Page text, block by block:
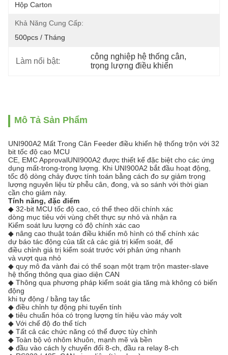
Hộp Carton
Khả Năng Cung Cấp:
500pcs / Tháng
Làm nổi bật:
công nghiệp hệ thống cân,
trọng lượng điều khiển
Mô Tả Sản Phẩm
UNI900A2 Mất Trong Cân Feeder điều khiển hệ thống trộn với 32
bit tốc độ cao MCU
CE, EMC ApprovalUNI900A2 được thiết kế đặc biệt cho các ứng
dụng mất-trong-trọng lượng.
Khi UNI900A2 bắt đầu hoạt động,
tốc độ dòng chảy được tính toán bằng cách đo sự giảm trọng
lượng nguyên liệu từ phễu cân, đong, và so sánh với thời gian
cần cho giảm này.
Tính năng, đặc điểm
◆ 32-bit MCU tốc độ cao, có thể theo dõi chính xác
dòng mục tiêu với vùng chết thực sự nhỏ và nhận ra
Kiểm soát lưu lượng có độ chính xác cao
◆ nâng cao thuật toán điều khiển mô hình có thể chính xác
dự báo tác động của tất cả các giá trị kiểm soát, để
điều chỉnh giá trị kiểm soát trước với phản ứng nhanh
và vượt qua nhỏ
◆ quy mô đa vành đai có thể soạn một trạm trộn master-slave
hệ thống thông qua giao diện CAN
◆ Thông qua phương pháp kiểm soát gia tăng mà không có biến
động
khi tự động / bằng tay tắc
◆ điều chỉnh tự động phi tuyến tính
◆ tiêu chuẩn hóa có trọng lượng tín hiệu vào máy volt
◆ Với chế độ đo thể tích
◆ Tất cả các chức năng có thể được tùy chỉnh
◆ Toàn bộ vỏ nhôm khuôn, mạnh mẽ và bền
◆ đầu vào cách ly chuyển đổi 8-ch, đầu ra relay 8-ch